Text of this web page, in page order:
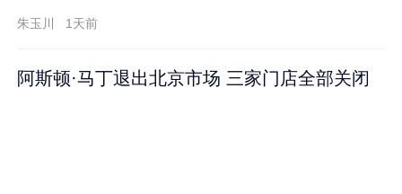
朱玉川 1天前
阿斯顿·马丁退出北京市场 三家门店全部关闭